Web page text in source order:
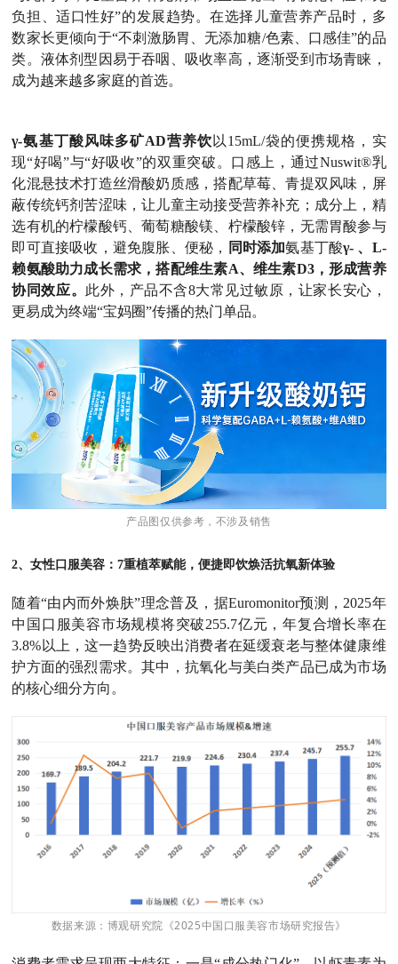
负担、适口性好”的发展趋势。在选择儿童营养产品时，多
数家长更倾向于“不刺激肠胃、无添加糖/色素、口感佳”的品
类。液体剂型因易于吞咽、吸收率高，逐渐受到市场青睐，
成为越来越多家庭的首选。
γ-氨基丁酸风味多矿AD营养饮 以15mL/袋的便携规格，实
现“好喝”与“好吸收”的双重突破。口感上，通过Nuswit®乳
化混悬技术打造丝滑酸奶质感，搭配草莓、青提双风味，屏
蔽传统钙剂苦涩味，让儿童主动接受营养补充；成分上，精
选有机的柠檬酸钙、葡萄糖酸镁、柠檬酸锌，无需胃酸参与
即可直接吸收，避免腹胀、便秘，
同时添加氨基丁酸γ- 、L-
赖氨酸助力成长需求，搭配维生素A、维生素D3，形成营养
协同效应。 此外，产品不含8大常见过敏原，让家长安心，
更易成为终端“宝妈圈”传播的热门单品。
产品图仅供参考，不涉及销售
2、女性口服美容：7重植萃赋能，便捷即饮焕活抗氧新体验
随着“由内而外焕肤”理念普及，据Euromonitor预测，2025年
中国口服美容市场规模将突破255.7亿元，年复合增长率在
3.8%以上，这一趋势反映出消费者在延缓衰老与整体健康维
护方面的强烈需求。其中，抗氧化与美白类产品已成为市场
的核心细分方向。
数据来源：博观研究院《2025中国口服美容市场研究报告》